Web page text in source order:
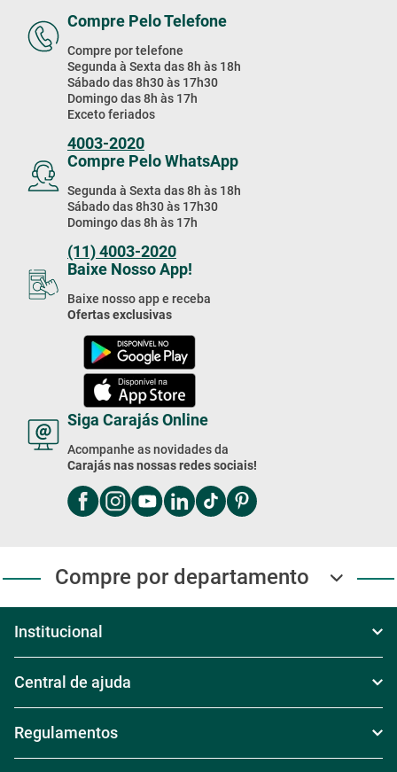
Compre Pelo Telefone
Compre por telefone
Segunda à Sexta das 8h às 18h
Sábado das 8h30 às 17h30
Domingo das 8h às 17h
Exceto feriados
4003-2020
Compre Pelo WhatsApp
Segunda à Sexta das 8h às 18h
Sábado das 8h30 às 17h30
Domingo das 8h às 17h
(11) 4003-2020
Baixe Nosso App!
Baixe nosso app e receba
Ofertas exclusivas
Siga Carajás Online
Acompanhe as novidades da
Carajás nas nossas redes sociais!
Compre por departamento
Institucional
Televendas
Nossas Lojas
Central de ajuda
Política de Troca
Regulamentos